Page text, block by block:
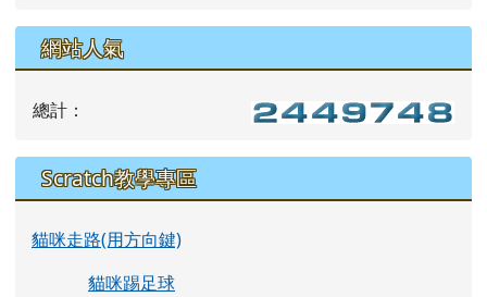
網站人氣
總計：
Scratch教學專區
貓咪走路(用方向鍵)
貓咪踢足球